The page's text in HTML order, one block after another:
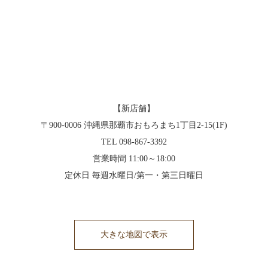
【新店舗】
〒900-0006 沖縄県那覇市おもろまち1丁目2-15(1F)
TEL 098-867-3392
営業時間 11:00～18:00
定休日 毎週水曜日/第一・第三日曜日
大きな地図で表示